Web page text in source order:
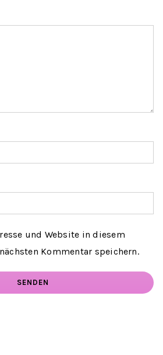
und Website in diesem
Kommentar speichern.